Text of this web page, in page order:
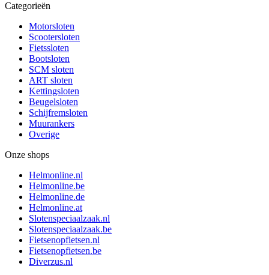
Categorieën
Motorsloten
Scootersloten
Fietssloten
Bootsloten
SCM sloten
ART sloten
Kettingsloten
Beugelsloten
Schijfremsloten
Muurankers
Overige
Onze shops
Helmonline.nl
Helmonline.be
Helmonline.de
Helmonline.at
Slotenspeciaalzaak.nl
Slotenspeciaalzaak.be
Fietsenopfietsen.nl
Fietsenopfietsen.be
Diverzus.nl